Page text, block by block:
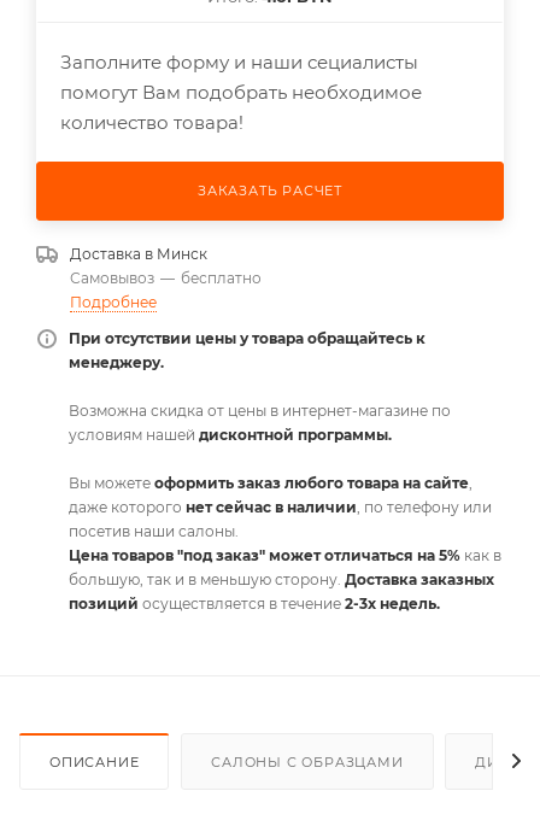
Заполните форму и наши сециалисты
помогут Вам подобрать необходимое
количество товара!
ЗАКАЗАТЬ РАСЧЕТ
Доставка в Минск
Самовывоз — бесплатно
Подробнее
При отсутствии цены у товара обращайтесь к
менеджеру.
Возможна скидка от цены в интернет-магазине по
условиям нашей дисконтной программы.
Вы можете оформить заказ любого товара на сайте,
даже которого нет сейчас в наличии, по телефону или
посетив наши салоны.
Цена товаров "под заказ" может отличаться на 5% как в
большую, так и в меньшую сторону. Доставка заказных
позиций осуществляется в течение 2-3х недель.
ОПИСАНИЕ САЛОНЫ С ОБРАЗЦАМИ